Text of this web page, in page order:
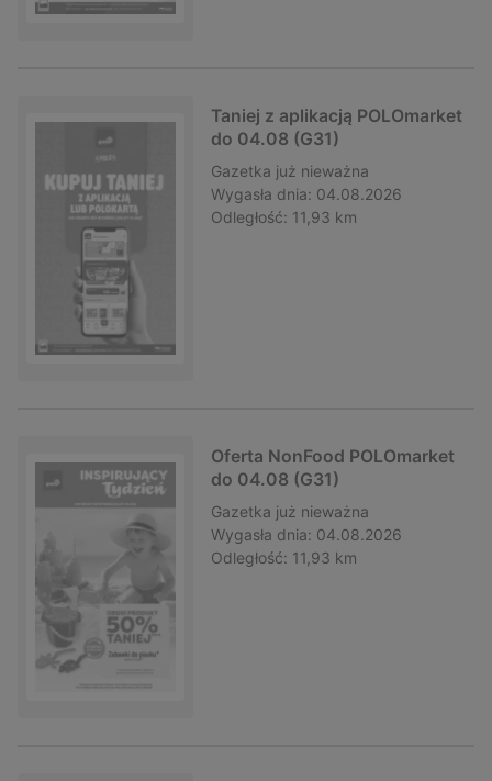
Taniej z aplikacją POLOmarket
do 04.08 (G31)
Gazetka już nieważna
Wygasła dnia: 04.08.2026
Odległość: 11,93 km
Oferta NonFood POLOmarket
do 04.08 (G31)
Gazetka już nieważna
Wygasła dnia: 04.08.2026
Odległość: 11,93 km